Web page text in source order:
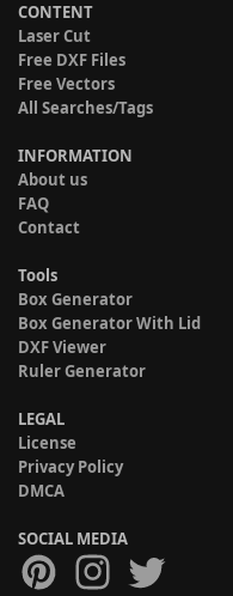
CONTENT
Laser Cut
Free DXF Files
Free Vectors
All Searches/Tags
INFORMATION
About us
FAQ
Contact
Tools
Box Generator
Box Generator With Lid
DXF Viewer
Ruler Generator
LEGAL
License
Privacy Policy
DMCA
SOCIAL MEDIA